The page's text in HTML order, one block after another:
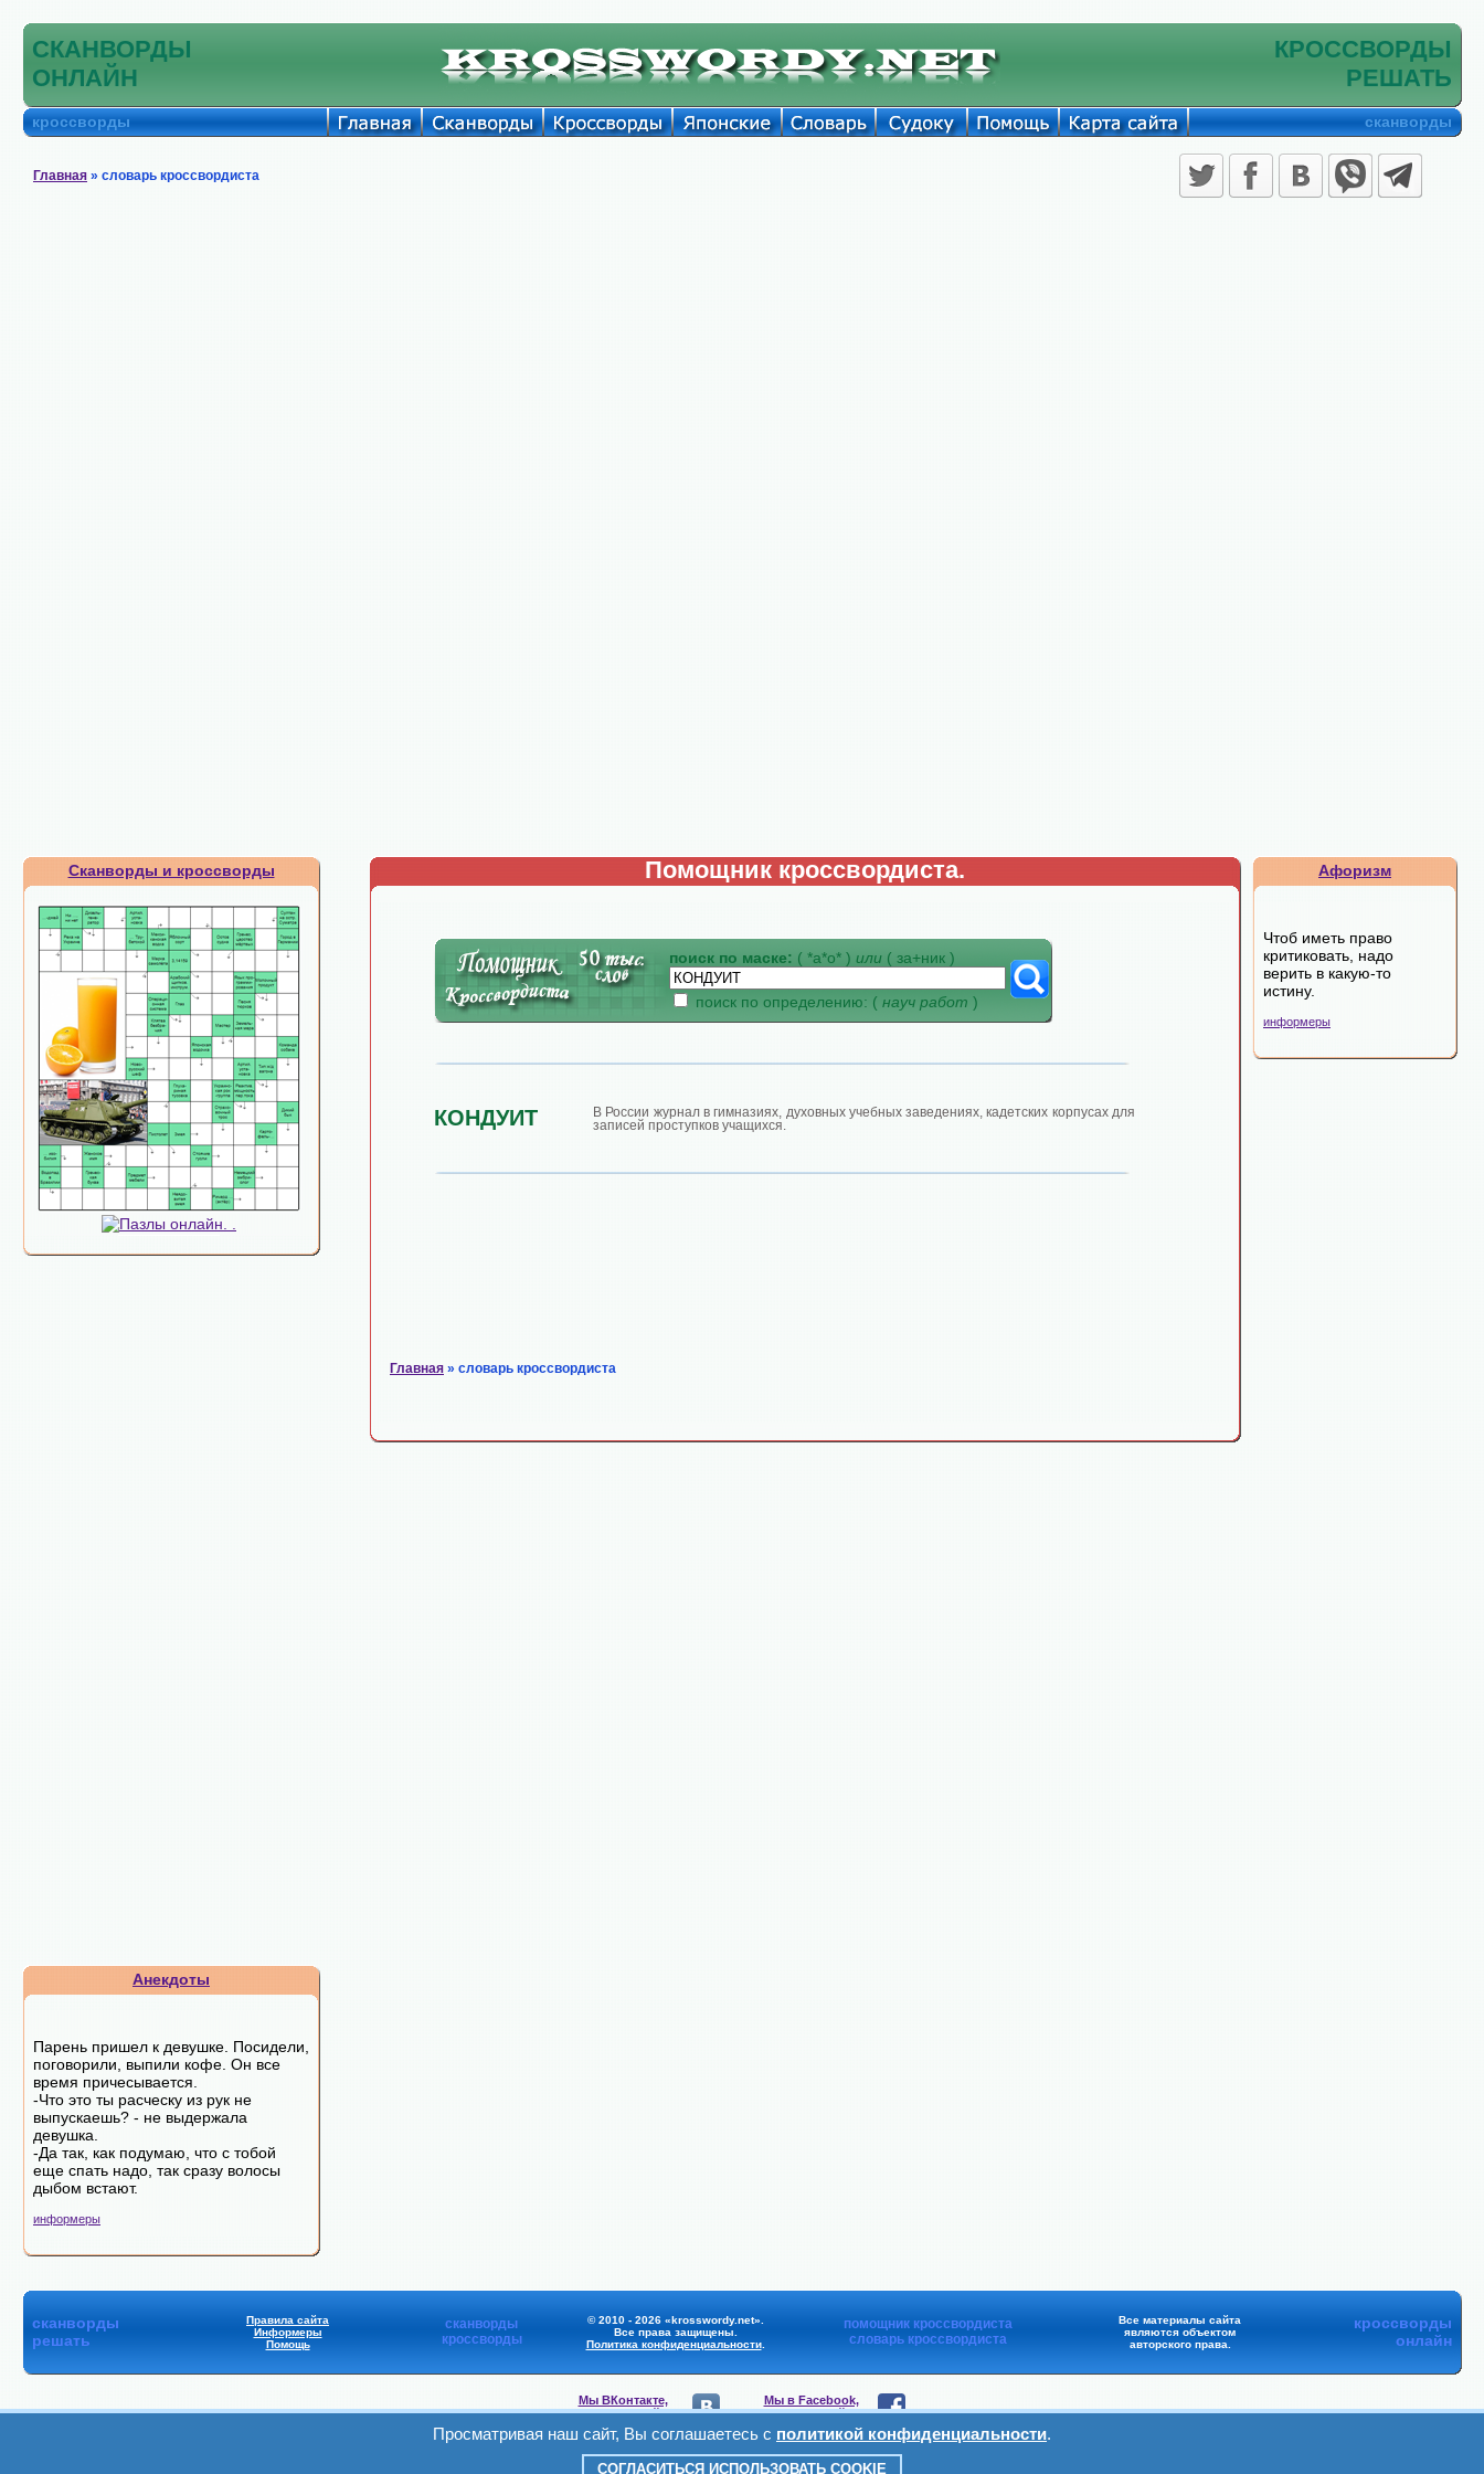
СКАНВОРДЫ
ОНЛАЙН
КРОССВОРДЫ
РЕШАТЬ
кроссворды сканворды
Главная » словарь кроссвордиста
Сканворды и кроссворды
Анекдоты
Парень пришел к девушке. Посидели,
поговорили, выпили кофе. Он все
время причесывается.
-Что это ты расческу из рук не
выпускаешь? - не выдержала
девушка.
-Да так, как подумаю, что с тобой
еще спать надо, так сразу волосы
дыбом встают.
информеры
Помощник кроссвордиста.
поиск по маске: ( *а*о* ) или ( за+ник )
поиск по определению: ( науч работ )
КОНДУИТ
В России журнал в гимназиях, духовных учебных заведениях, кадетских корпусах для
записей проступков учащихся.
Главная » словарь кроссвордиста
Афоризм
Чтоб иметь право
критиковать, надо
верить в какую-то
истину.
информеры
сканворды
решать
Правила сайта
Информеры
Помощь
сканворды
кроссворды
© 2010 - 2026 «krosswordy.net».
Все права защищены.
Политика конфиденциальности.
помощник кроссвордиста
словарь кроссвордиста
Все материалы сайта
являются объектом
авторского права.
кроссворды
онлайн
Мы ВКонтакте,
присоединяйтесь
Мы в Facebook,
присоединяйтесь
Мы в Viber,
присоединяйтесь
Мы в Telegram,
присоединяйтесь
Просматривая наш сайт, Вы соглашаетесь с политикой конфиденциальности.
СОГЛАСИТЬСЯ ИСПОЛЬЗОВАТЬ COOKIE